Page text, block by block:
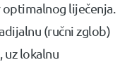
liječenja.
(ručni zglob)
lokalnu